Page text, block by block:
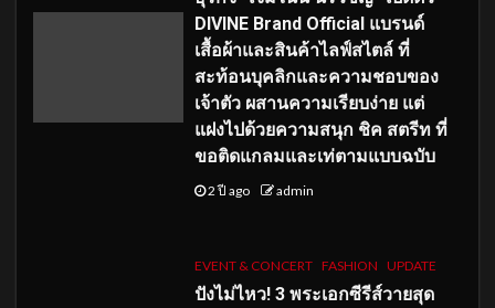
DIVINE Brand Official แบรนด์
เสื้อผ้าและสินค้าไลฟ์สไตล์ ที่
สะท้อนบุคลิกและความชอบของ
เจ้าตัว ผสานความเรียบง่าย แต่
แฝงไปด้วยความสนุก ชิค สตรีท ที่
ขอติดแกลมและเท่ตามแบบฉบับ
2 ปี ago admin
EVENT & CONCERT FASHION UPDATE
ปังไม่ไหว! 3 พระเอกซีรีส์วายสุด